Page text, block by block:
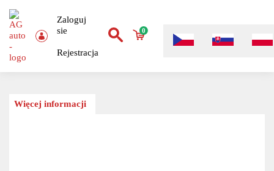
Zaloguj
sie
Rejestracja
0
Więcej informacji